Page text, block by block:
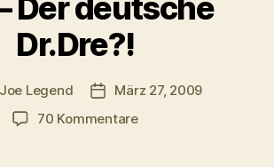
Der deutsche
Dr.Dre?!
Joe Legend Veröffentlichungsdatum
März 27, 2009
70 Kommentarezu